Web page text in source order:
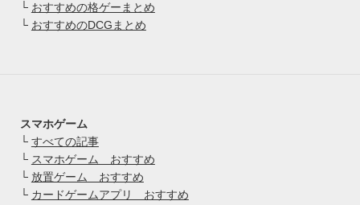
└ おすすめの格ゲーまとめ
└ おすすめのDCGまとめ
スマホゲーム
└ すべての記事
└ スマホゲーム おすすめ
└ 放置ゲーム おすすめ
└ カードゲームアプリ おすすめ